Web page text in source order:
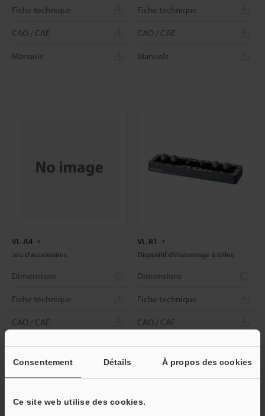
Consentement Détails À propos des cookies
Ce site web utilise des cookies.
Fiche technique
CAO / CAE
Manuels
Fiche technique
CAO / CAE
Manuels
VL-A4
Jeu d’accessoires
Dimensions
Fiche technique
CAO / CAE
Manuels
VL-B1
Dispositif d’étalonnage à billes
Dimensions
Fiche technique
CAO / CAE
Manuels